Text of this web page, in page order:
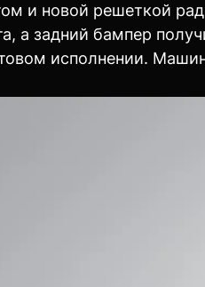
и новой решеткой
а задний бампер
исполнении.